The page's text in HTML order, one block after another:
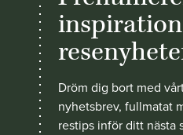
Dröm dig bort med
nyhetsbrev, fullmatat
restips inför ditt nästa